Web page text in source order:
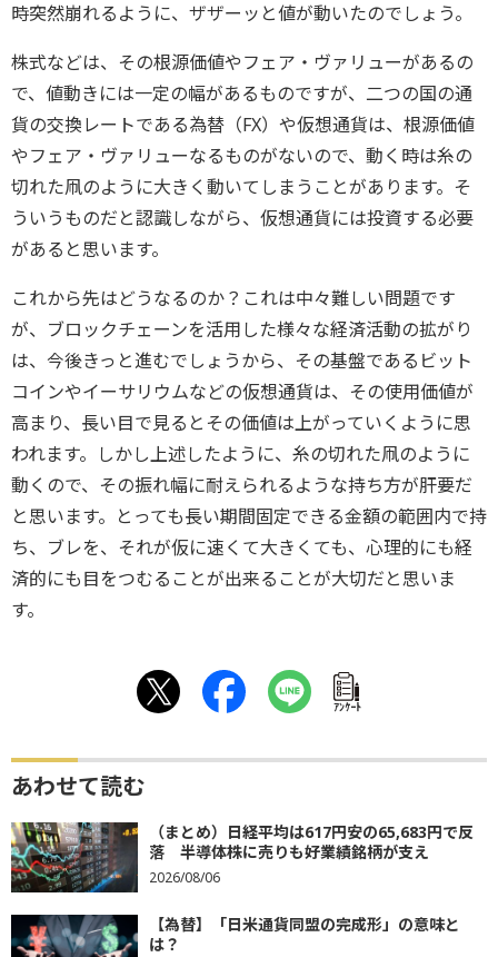
時突然崩れるように、ザザーッと値が動いたのでしょう。
株式などは、その根源価値やフェア・ヴァリューがあるの
で、値動きには一定の幅があるものですが、二つの国の通
貨の交換レートである為替（FX）や仮想通貨は、根源価値
やフェア・ヴァリューなるものがないので、動く時は糸の
切れた凧のように大きく動いてしまうことがあります。そ
ういうものだと認識しながら、仮想通貨には投資する必要
があると思います。
これから先はどうなるのか？これは中々難しい問題です
が、ブロックチェーンを活用した様々な経済活動の拡がり
は、今後きっと進むでしょうから、その基盤であるビット
コインやイーサリウムなどの仮想通貨は、その使用価値が
高まり、長い目で見るとその価値は上がっていくように思
われます。しかし上述したように、糸の切れた凧のように
動くので、その振れ幅に耐えられるような持ち方が肝要だ
と思います。とっても長い期間固定できる金額の範囲内で持
ち、ブレを、それが仮に速くて大きくても、心理的にも経
済的にも目をつむることが出来ることが大切だと思いま
す。
ｱﾝｹｰﾄ
あわせて読む
（まとめ）日経平均は617円安の65,683円で反
落 半導体株に売りも好業績銘柄が支え
2026/08/06
【為替】「日米通貨同盟の完成形」の意味と
は？